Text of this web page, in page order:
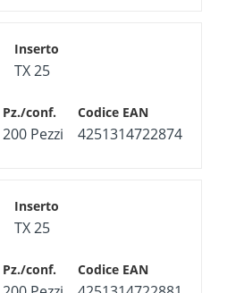
TX 25
200 Pezzi 4251314722874
TX 25